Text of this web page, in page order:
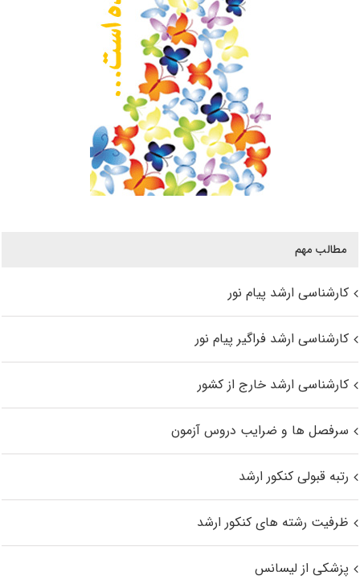
مطالب مهم
کارشناسی ارشد پیام نور
کارشناسی ارشد فراگیر پیام نور
کارشناسی ارشد خارج از کشور
سرفصل ها و ضرایب دروس آزمون
رتبه قبولی کنکور ارشد
ظرفیت رشته های کنکور ارشد
پزشکی از لیسانس